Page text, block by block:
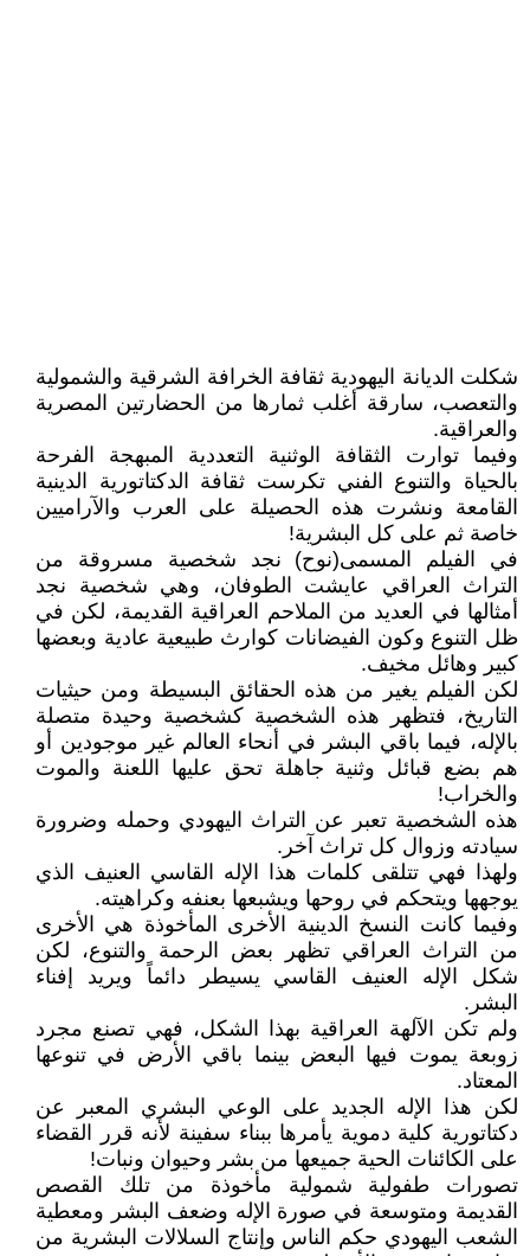
شكلت الديانة اليهودية ثقافة الخرافة الشرقية والشمولية
والتعصب، سارقة أغلب ثمارها من الحضارتين المصرية
والعراقية.
وفيما توارت الثقافة الوثنية التعددية المبهجة الفرحة
بالحياة والتنوع الفني تكرست ثقافة الدكتاتورية الدينية
القامعة ونشرت هذه الحصيلة على العرب والآراميين
خاصة ثم على كل البشرية!
في الفيلم المسمى(نوح) نجد شخصية مسروقة من
التراث العراقي عايشت الطوفان، وهي شخصية نجد
أمثالها في العديد من الملاحم العراقية القديمة، لكن في
ظل التنوع وكون الفيضانات كوارث طبيعية عادية وبعضها
كبير وهائل مخيف.
لكن الفيلم يغير من هذه الحقائق البسيطة ومن حيثيات
التاريخ، فتظهر هذه الشخصية كشخصية وحيدة متصلة
بالإله، فيما باقي البشر في أنحاء العالم غير موجودين أو
هم بضع قبائل وثنية جاهلة تحق عليها اللعنة والموت
والخراب!
هذه الشخصية تعبر عن التراث اليهودي وحمله وضرورة
سيادته وزوال كل تراث آخر.
ولهذا فهي تتلقى كلمات هذا الإله القاسي العنيف الذي
يوجهها ويتحكم في روحها ويشبعها بعنفه وكراهيته.
وفيما كانت النسخ الدينية الأخرى المأخوذة هي الأخرى
من التراث العراقي تظهر بعض الرحمة والتنوع، لكن
شكل الإله العنيف القاسي يسيطر دائماً ويريد إفناء
البشر.
ولم تكن الآلهة العراقية بهذا الشكل، فهي تصنع مجرد
زوبعة يموت فيها البعض بينما باقي الأرض في تنوعها
المعتاد.
لكن هذا الإله الجديد على الوعي البشري المعبر عن
دكتاتورية كلية دموية يأمرها ببناء سفينة لأنه قرر القضاء
على الكائنات الحية جميعها من بشر وحيوان ونبات!
تصورات طفولية شمولية مأخوذة من تلك القصص
القديمة ومتوسعة في صورة الإله وضعف البشر ومعطية
الشعب اليهودي حكم الناس وإنتاج السلالات البشرية من